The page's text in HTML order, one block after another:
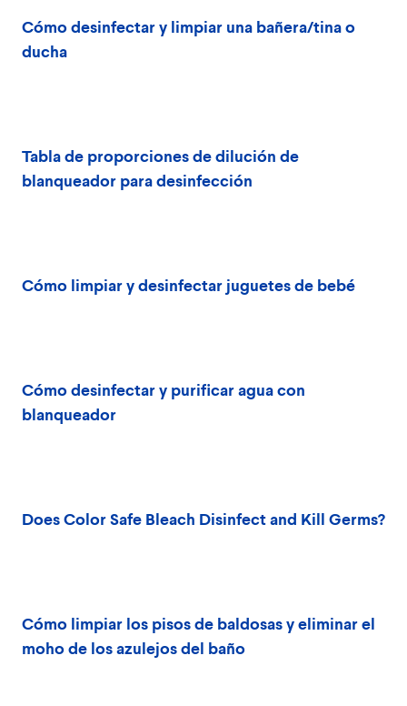
Cómo desinfectar y limpiar una bañera/tina o
ducha
Tabla de proporciones de dilución de
blanqueador para desinfección
Cómo limpiar y desinfectar juguetes de bebé
Cómo desinfectar y purificar agua con
blanqueador
Does Color Safe Bleach Disinfect and Kill Germs?
Cómo limpiar los pisos de baldosas y eliminar el
moho de los azulejos del baño